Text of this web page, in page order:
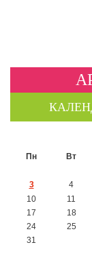
Пн
Вт
3
4
10
11
17
18
24
25
31